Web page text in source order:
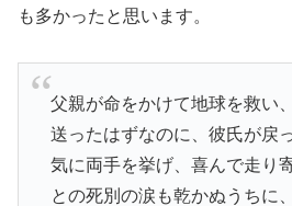
も多かったと思います。
父親が命をかけて地球を救い
送ったはずなのに、彼氏が戻
気に両手を挙げ、喜んで走り
との死別の涙も乾かぬうちに